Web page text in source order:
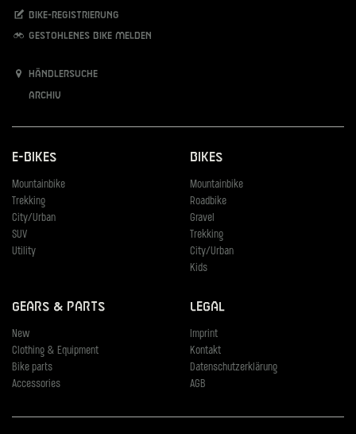
Bike-Registrierung
Gestohlenes Bike melden
Händlersuche
Archiv
E-Bikes
Mountainbike
Trekking
City/Urban
SUV
Utility
Bikes
Mountainbike
Roadbike
Gravel
Trekking
City/Urban
Kids
Gears & Parts
New
Clothing & Equipment
Bike parts
Accessories
Legal
Imprint
Kontakt
Datenschutzerklärung
AGB